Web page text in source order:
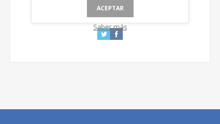
ACEPTAR
Saber más